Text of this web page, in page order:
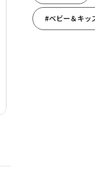
#ベビー＆キッ